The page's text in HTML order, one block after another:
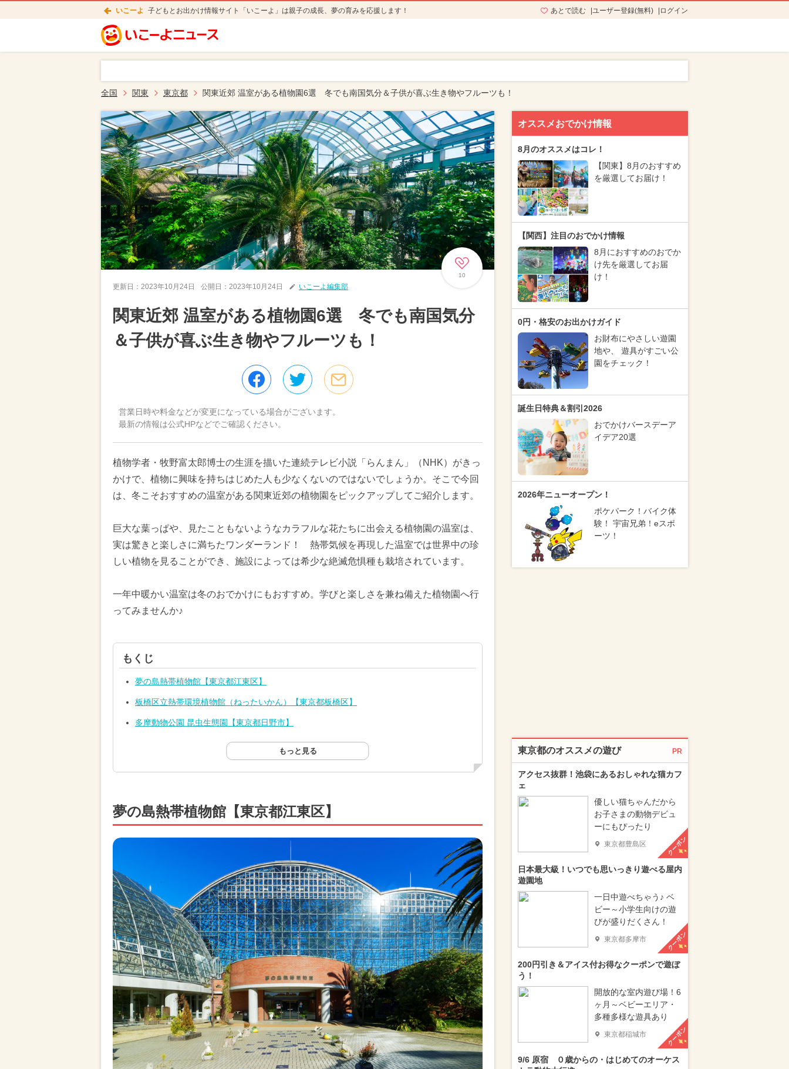
いこーよ 子どもとお出かけ情報サイト「いこーよ」は親子の成長、夢の育みを応援します！ あとで読む ユーザー登録(無料) ログイン
全国 関東 東京都 関東近郊 温室がある植物園6選 冬でも南国気分＆子供が喜ぶ生き物やフルーツも！
10
更新日： 2023年10月24日 公開日： 2023年10月24日 いこーよ編集部
関東近郊 温室がある植物園6選 冬でも南国気分
＆子供が喜ぶ生き物やフルーツも！
営業日時や料金などが変更になっている場合がございます。
最新の情報は公式HPなどでご確認ください。
植物学者・牧野富太郎博士の生涯を描いた連続テレビ小説「らんまん」（NHK）がきっ
かけで、植物に興味を持ちはじめた人も少なくないのではないでしょうか。そこで今回
は、冬こそおすすめの温室がある関東近郊の植物園をピックアップしてご紹介します。
巨大な葉っぱや、見たこともないようなカラフルな花たちに出会える植物園の温室は、
実は驚きと楽しさに満ちたワンダーランド！ 熱帯気候を再現した温室では世界中の珍
しい植物を見ることができ、施設によっては希少な絶滅危惧種も栽培されています。
一年中暖かい温室は冬のおでかけにもおすすめ。学びと楽しさを兼ね備えた植物園へ行
ってみませんか♪
もくじ
夢の島熱帯植物館【東京都江東区】
板橋区立熱帯環境植物館（ねったいかん）【東京都板橋区】
多摩動物公園 昆虫生態園【東京都日野市】
もっと見る
夢の島熱帯植物館【東京都江東区】
オススメおでかけ情報
8月のオススメはコレ！
【関東】8月のおすすめ
を厳選してお届け！
【関西】注目のおでかけ情報
8月におすすめのおでか
け先を厳選してお届
け！
0円・格安のお出かけガイド
お財布にやさしい遊園
地や、 遊具がすごい公
園をチェック！
誕生日特典＆割引2026
おでかけバースデーア
イデア20選
2026年ニューオープン！
ポケパーク！バイク体
験！ 宇宙兄弟！eスポ
ーツ！
東京都のオススメの遊び PR
アクセス抜群！池袋にあるおしゃれな猫カフ
ェ
優しい猫ちゃんだから
お子さまの動物デビュ
ーにもぴったり
東京都豊島区 クーポン
日本最大級！いつでも思いっきり遊べる屋内
遊園地
一日中遊べちゃう♪ ベ
ビー～小学生向けの遊
びが盛りだくさん！
東京都多摩市 クーポン
200円引き＆アイス付お得なクーポンで遊ぼ
う！
開放的な室内遊び場！6
ヶ月～ベビーエリア・
多種多様な遊具あり
東京都稲城市 クーポン
9/6 原宿 ０歳からの・はじめてのオーケス